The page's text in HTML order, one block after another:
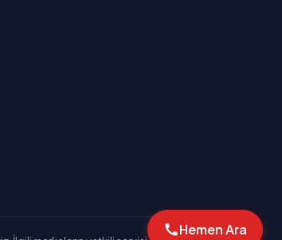
Hemen Ara